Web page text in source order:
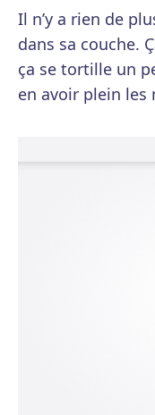
Il n’y a rien de
dans sa couche.
ça se tortille un
en avoir plein les